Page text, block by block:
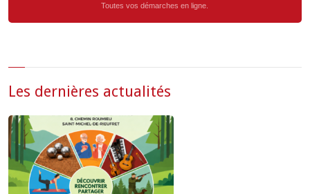
Toutes vos démarches en ligne.
Les dernières actualités